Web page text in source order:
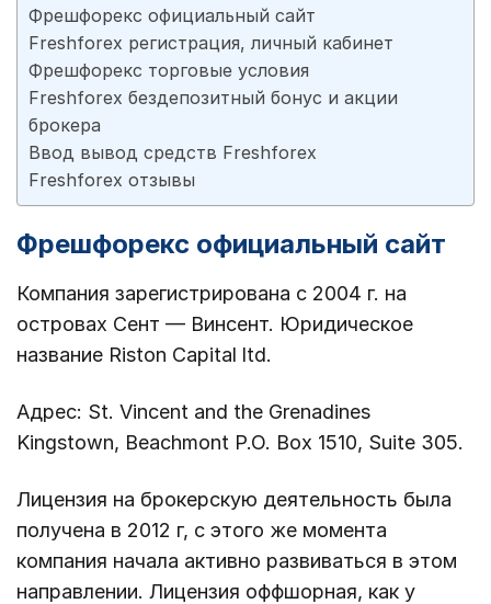
Фрешфорекс официальный сайт
Freshforex регистрация, личный кабинет
Фрешфорекс торговые условия
Freshforex бездепозитный бонус и акции
брокера
Ввод вывод средств Freshforex
Freshforex отзывы
Фрешфорекс официальный сайт
Компания зарегистрирована с 2004 г. на
островах Сент — Винсент. Юридическое
название Riston Capital ltd.
Адрес: St. Vincent and the Grenadines
Kingstown, Beachmont P.O. Box 1510, Suite 305.
Лицензия на брокерскую деятельность была
получена в 2012 г, с этого же момента
компания начала активно развиваться в этом
направлении. Лицензия оффшорная, как у